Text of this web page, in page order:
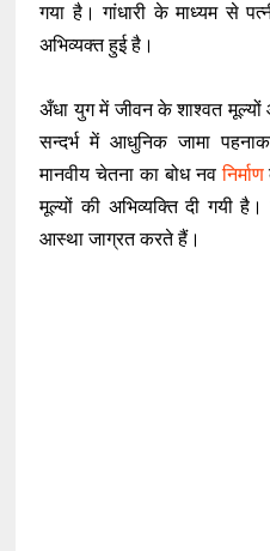
गया है। गांधारी के माध्यम से
अभिव्यक्त हुई है।
अँधा युग में जीवन के शाश्वत
सन्दर्भ में आधुनिक जामा
मानवीय चेतना का बोध नवनिर्माण
मूल्यों की अभिव्यक्ति दी गयी
आस्था जाग्रत करते हैं।